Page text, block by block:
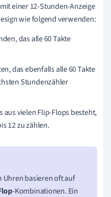
einer 12-Stunden-Anzeige
wie folgend verwenden:
das alle 60 Takte
das ebenfalls alle 60 Takte
Stundenzähler
aus vielen Flip-Flops besteht,
12 zu zählen.
Uhren basieren oft auf
-Kombinationen. Ein